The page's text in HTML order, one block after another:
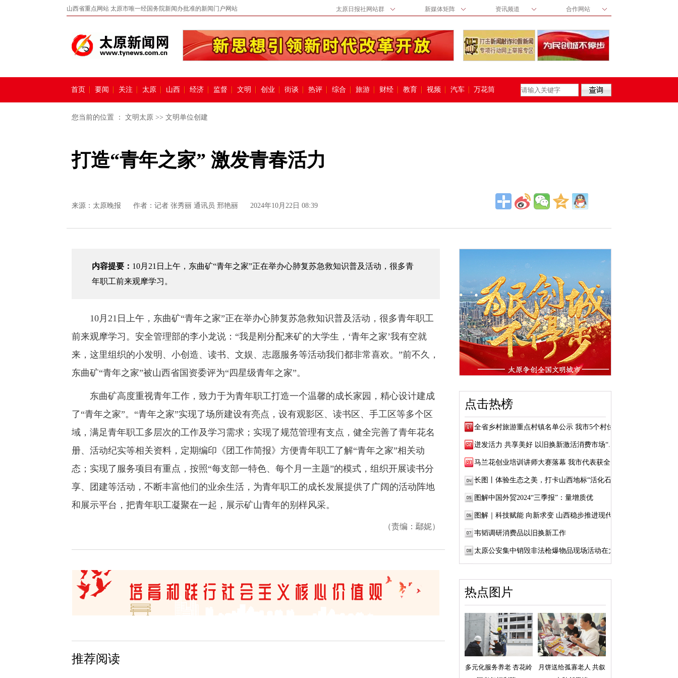
山西省重点网站 太原市唯一经国务院新闻办批准的新闻门户网站 太原日报社网站群 新媒体矩阵 资讯频道 合作网站
首页 要闻 关注 太原 山西 经济 监督 文明 创业 街谈 热评 综合 旅游 财经 教育 视频 汽车 万花筒
您当前的位置 ： 文明太原 >> 文明单位创建
打造“青年之家” 激发青春活力
来源： 太原晚报 作者：记者 张秀丽 通讯员 邢艳丽 2024年10月22日 08:39
内容提要： 10月21日上午，东曲矿“青年之家”正在举办心肺复苏急救知识普及活动，很多青
年职工前来观摩学习。
10月21日上午，东曲矿“青年之家”正在举办心肺复苏急救知识普及活动，很多青年职工
前来观摩学习。安全管理部的李小龙说：“我是刚分配来矿的大学生，‘青年之家’我有空就
来，这里组织的小发明、小创造、读书、文娱、志愿服务等活动我们都非常喜欢。”前不久，
东曲矿“青年之家”被山西省国资委评为“四星级青年之家”。
东曲矿高度重视青年工作，致力于为青年职工打造一个温馨的成长家园，精心设计建成
了“青年之家”。“青年之家”实现了场所建设有亮点，设有观影区、读书区、手工区等多个区
域，满足青年职工多层次的工作及学习需求；实现了规范管理有支点，健全完善了青年花名
册、活动纪实等相关资料，定期编印《团工作简报》方便青年职工了解“青年之家”相关动
态；实现了服务项目有重点，按照“每支部一特色、每个月一主题”的模式，组织开展读书分
享、团建等活动，不断丰富他们的业余生活，为青年职工的成长发展提供了广阔的活动阵地
和展示平台，把青年职工凝聚在一起，展示矿山青年的别样风采。
（责编：鄢妮）
推荐阅读
点击热榜
全省乡村旅游重点村镇名单公示 我市5个村位...
迸发活力 共享美好 以旧换新激活消费市场“...
马兰花创业培训讲师大赛落幕 我市代表获全国...
长图丨体验生态之美，打卡山西地标“活化石”
图解中国外贸2024“三季报”：量增质优
图解｜科技赋能 向新求变 山西稳步推进现代...
韦韬调研消费品以旧换新工作
太原公安集中销毁非法枪爆物品现场活动在太...
热点图片
多元化服务养老 杏花岭
月饼送给孤寡老人 共叙